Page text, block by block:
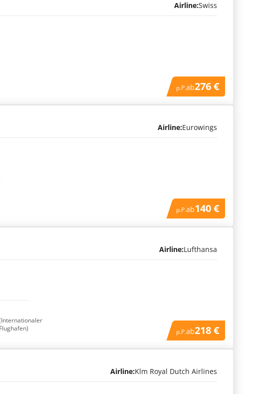
Airline:Swiss
p.P.ab276 €
Airline:Eurowings
p.P.ab140 €
Airline:Lufthansa
Flughafen)
p.P.ab218 €
Airline:Klm Royal Dutch Airlines